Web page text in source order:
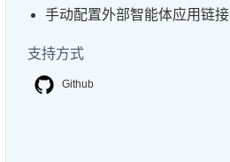
手动配置外部智能体应用链接
支持方式
Github